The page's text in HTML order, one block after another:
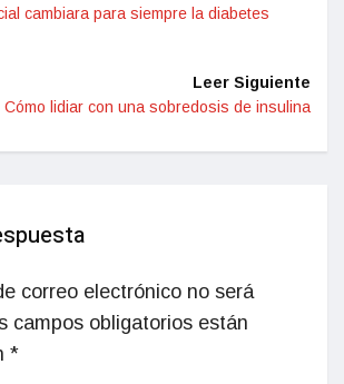
cambiara para siempre la diabetes
Leer Siguiente
Cómo lidiar con una sobredosis de insulina
correo electrónico no será
campos obligatorios están
*